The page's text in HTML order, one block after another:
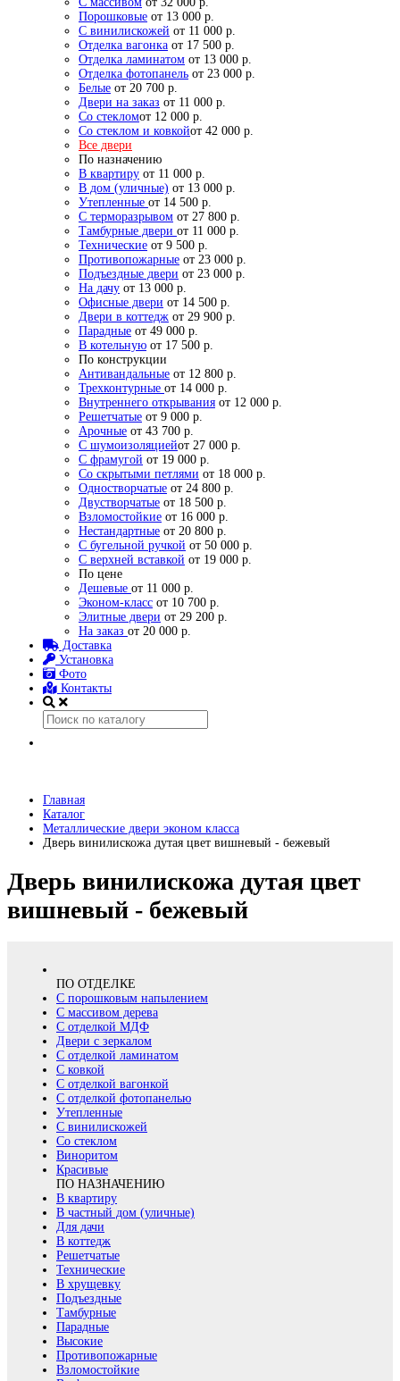
Порошковые от 13 000 р.
С винилискожей от 11 000 р.
Отделка вагонка от 17 500 р.
Отделка ламинатом от 13 000 р.
Отделка фотопанель от 23 000 р.
Белые от 20 700 р.
Двери на заказ от 11 000 р.
Со стекломот 12 000 р.
Со стеклом и ковкойот 42 000 р.
Все двери
По назначению
В квартиру от 11 000 р.
В дом (уличные) от 13 000 р.
Утепленные от 14 500 р.
С терморазрывом от 27 800 р.
Тамбурные двери от 11 000 р.
Технические от 9 500 р.
Противопожарные от 23 000 р.
Подъездные двери от 23 000 р.
На дачу от 13 000 р.
Офисные двери от 14 500 р.
Двери в коттедж от 29 900 р.
Парадные от 49 000 р.
В котельную от 17 500 р.
По конструкции
Антивандальные от 12 800 р.
Трехконтурные от 14 000 р.
Внутреннего открывания от 12 000 р.
Решетчатые от 9 000 р.
Арочные от 43 700 р.
С шумоизоляциейот 27 000 р.
С фрамугой от 19 000 р.
Со скрытыми петлями от 18 000 р.
Одностворчатые от 24 800 р.
Двустворчатые от 18 500 р.
Взломостойкие от 16 000 р.
Нестандартные от 20 800 р.
С бугельной ручкой от 50 000 р.
С верхней вставкой от 19 000 р.
По цене
Дешевые от 11 000 р.
Эконом-класс от 10 700 р.
Элитные двери от 29 200 р.
На заказ от 20 000 р.
Доставка
Установка
Фото
Контакты
Главная
Каталог
Металлические двери эконом класса
Дверь винилискожа дутая цвет вишневый - бежевый
Дверь винилискожа дутая цвет
вишневый - бежевый
ПО ОТДЕЛКЕ
С порошковым напылением
С массивом дерева
С отделкой МДФ
Двери с зеркалом
С отделкой ламинатом
С ковкой
С отделкой вагонкой
С отделкой фотопанелью
Утепленные
С винилискожей
Со стеклом
Виноритом
Красивые
ПО НАЗНАЧЕНИЮ
В квартиру
В частный дом (уличные)
Для дачи
В коттедж
Решетчатые
Технические
В хрущевку
Подъездные
Тамбурные
Парадные
Высокие
Противопожарные
Взломостойкие